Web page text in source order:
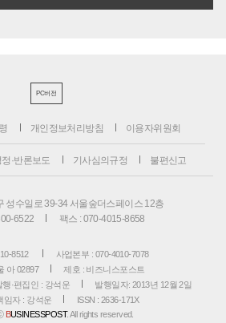
PC버전
개인정보처리방침 이용자위원회
정·반론보도 기사심의규정 불편신고
성수일로 39-34 서울숲더스페이스 12층
6522
팩스 : 070-4015-8658
8512
사업본부 : 070-4010-7078
아 02897
제호 : 비즈니스포스트
행·편집인 : 강석운
발행일자: 2013년 12월 2일
임자 : 강석운
ISSN : 2636-171X
BUSINESSPOST. All rights reserved.